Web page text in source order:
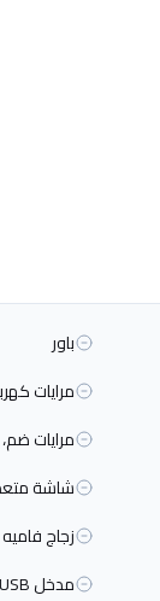
باور
مرايات
مرايات
شاشة
زجاج فاميه
مدخل USB